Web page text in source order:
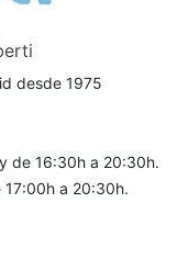
desde 1975
de 16:30h a 20:30h.
a 20:30h.